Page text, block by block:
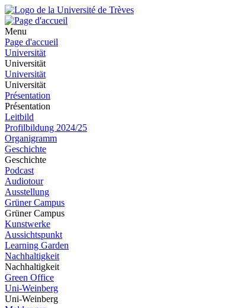
Menu
Page d'accueil
Universität
Universität
Universität
Universität
Présentation
Présentation
Leitbild
Profilbildung 2024/25
Organigramm
Geschichte
Geschichte
Podcast
Audiotour
Ausstellung
Grüner Campus
Grüner Campus
Kunstwerke
Aussichtspunkt
Learning Garden
Nachhaltigkeit
Nachhaltigkeit
Green Office
Uni-Weinberg
Uni-Weinberg